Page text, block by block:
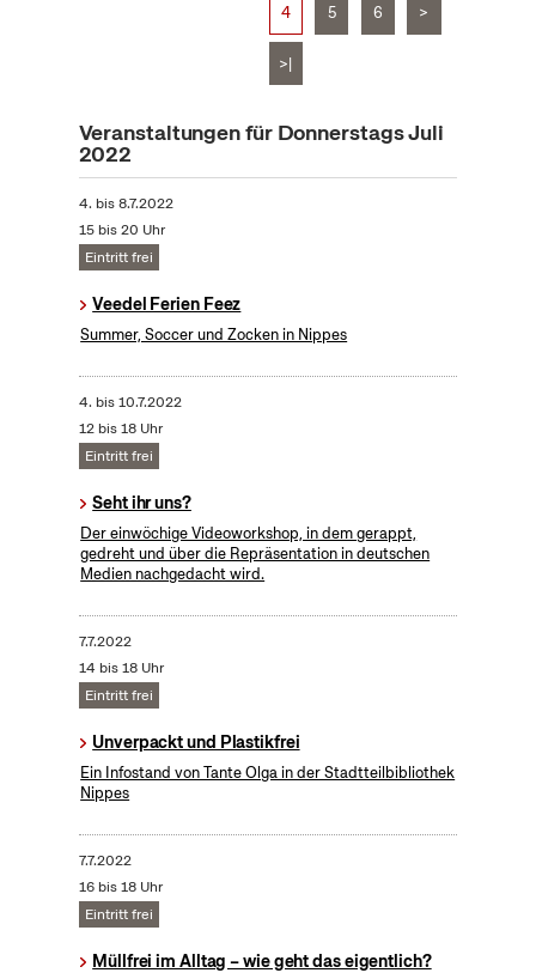
4 5 6 >
>|
Veranstaltungen für Donnerstags Juli
2022
4. bis8.7.2022
15 bis 20 Uhr
Eintritt frei
Veedel Ferien Feez
Summer, Soccer und Zocken in Nippes
4. bis10.7.2022
12 bis 18 Uhr
Eintritt frei
Seht ihr uns?
Der einwöchige Videoworkshop, in dem gerappt,
gedreht und über die Repräsentation in deutschen
Medien nachgedacht wird.
7.7.2022
14 bis 18 Uhr
Eintritt frei
Unverpackt und Plastikfrei
Ein Infostand von Tante Olga in der Stadtteilbibliothek
Nippes
7.7.2022
16 bis 18 Uhr
Eintritt frei
Müllfrei im Alltag – wie geht das eigentlich?